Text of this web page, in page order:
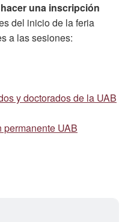
una inscripción
del inicio de la feria
a las sesiones:
y doctorados de la UAB
permanente UAB